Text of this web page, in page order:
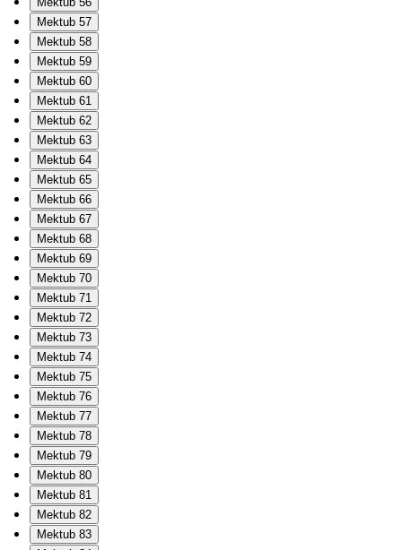
Mektub 57
Mektub 58
Mektub 59
Mektub 60
Mektub 61
Mektub 62
Mektub 63
Mektub 64
Mektub 65
Mektub 66
Mektub 67
Mektub 68
Mektub 69
Mektub 70
Mektub 71
Mektub 72
Mektub 73
Mektub 74
Mektub 75
Mektub 76
Mektub 77
Mektub 78
Mektub 79
Mektub 80
Mektub 81
Mektub 82
Mektub 83